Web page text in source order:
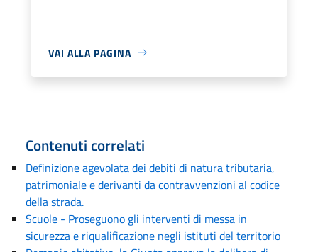
VAI ALLA PAGINA
Contenuti correlati
Definizione agevolata dei debiti di natura tributaria,
patrimoniale e derivanti da contravvenzioni al codice
della strada.
Scuole - Proseguono gli interventi di messa in
sicurezza e riqualificazione negli istituti del territorio